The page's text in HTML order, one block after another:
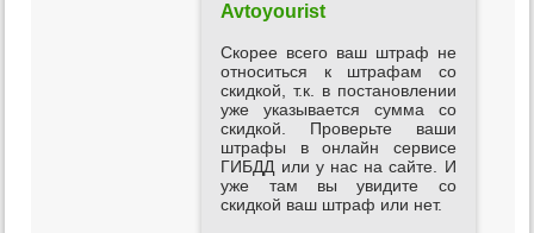
Avtoyourist
Скорее всего ваш штраф не
относиться к штрафам со
скидкой, т.к. в постановлении
уже указывается сумма со
скидкой. Проверьте ваши
штрафы в онлайн сервисе
ГИБДД или у нас на сайте. И
уже там вы увидите со
скидкой ваш штраф или нет.